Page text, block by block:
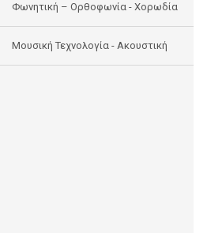
Φωνητική – Ορθοφωνία - Χορωδία
Μουσική Τεχνολογία - Ακουστική